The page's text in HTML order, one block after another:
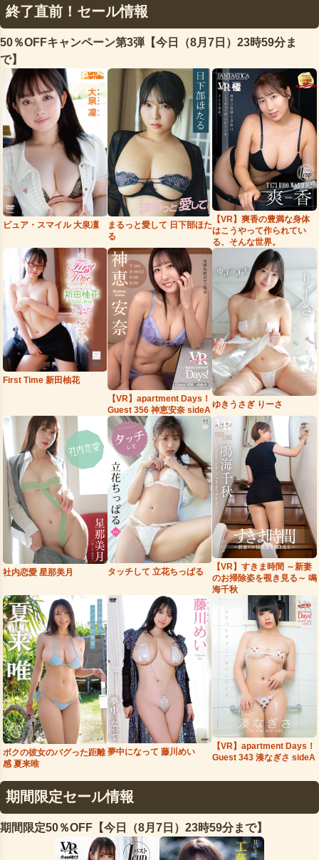
終了直前！セール情報
50％OFFキャンペーン第3弾【今日（8月7日）23時59分ま
で】
ピュア・スマイル 大泉凜
まるっと愛して 日下部ほた
る
【VR】爽香の豊満な身体
はこうやって作られてい
る、そんな世界。
First Time 新田柚花
【VR】apartment Days！
Guest 356 神恵安奈 sideA
ゆきうさぎ りーさ
社内恋愛 星那美月 タッチして 立花ちっぱる
【VR】すきま時間 ～新妻
のお掃除姿を覗き見る～ 鳴
海千秋
ボクの彼女のバグった距離
感 夏来唯
夢中になって 藤川めい
【VR】apartment Days！
Guest 343 湊なぎさ sideA
期間限定セール情報
期間限定50％OFF【今日（8月7日）23時59分まで】